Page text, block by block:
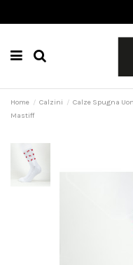
Home Calzini
Calze Spugna
Mastiff